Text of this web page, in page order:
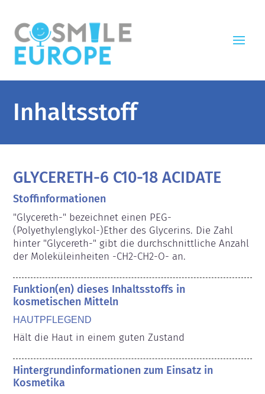
Inhaltsstoff
GLYCERETH-6 C10-18 ACIDATE
Stoffinformationen
"Glycereth-" bezeichnet einen PEG-
(Polyethylenglykol-)Ether des Glycerins. Die Zahl
hinter "Glycereth-" gibt die durchschnittliche Anzahl
der Moleküleinheiten -CH2-CH2-O- an.
Funktion(en) dieses Inhaltsstoffs in
kosmetischen Mitteln
HAUTPFLEGEND
Hält die Haut in einem guten Zustand
Hintergrundinformationen zum Einsatz in
Kosmetika